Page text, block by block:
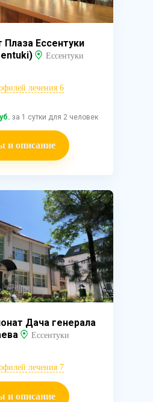
Плаза Ессентуки
Ессентуки
лечения 6
за 1 сутки для 2 человек
и описание
Дача генерала
Ессентуки
лечения 7
и описание